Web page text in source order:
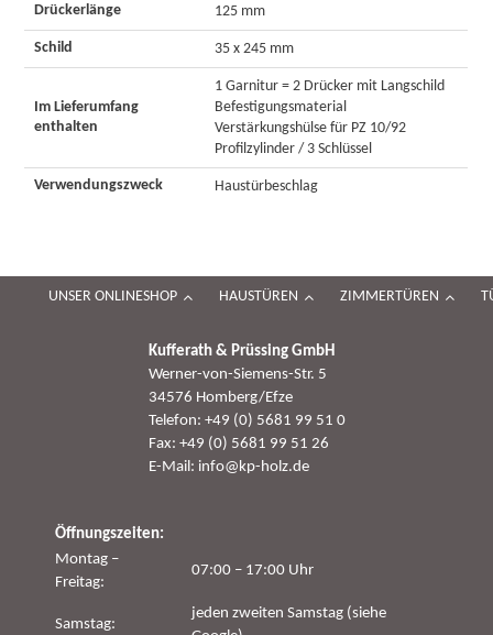
Drückerlänge 125 mm
Schild 35 x 245 mm
Im Lieferumfang
enthalten
1 Garnitur = 2 Drücker mit Langschild
Befestigungsmaterial
Verstärkungshülse für PZ 10/92
Profilzylinder / 3 Schlüssel
Verwendungszweck Haustürbeschlag
UNSER ONLINESHOP HAUSTÜREN ZIMMERTÜREN
Kufferath & Prüssing GmbH
Werner-von-Siemens-Str. 5
34576 Homberg/Efze
Telefon: +49 (0) 5681 99 51 0
Fax: +49 (0) 5681 99 51 26
E-Mail: info@kp-holz.de
Öffnungszeiten:
Montag –
Freitag:
07:00 – 17:00 Uhr
Samstag:
jeden zweiten Samstag (siehe